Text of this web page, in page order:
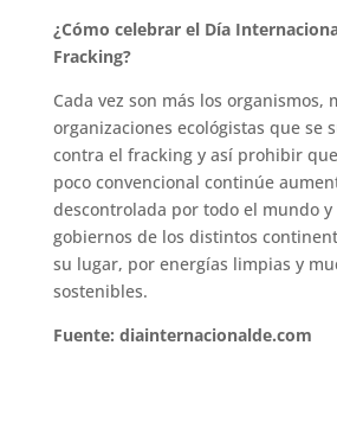
¿Cómo celebrar el Día
Fracking?
Cada vez son más los organismos,
organizaciones ecológistas que se
contra el fracking y así prohibir
poco convencional continúe
descontrolada por todo el mundo y
gobiernos de los distintos
su lugar, por energías limpias y
sostenibles.
Fuente: diainternacionalde.com